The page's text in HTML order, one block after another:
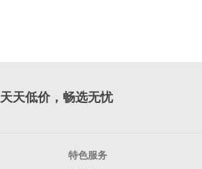
天天低价，畅选无忧
特色服务